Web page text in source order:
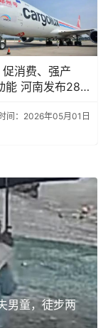
促消费、强产
能 河南发布28
间：2026年05月01日
男童，徒步两